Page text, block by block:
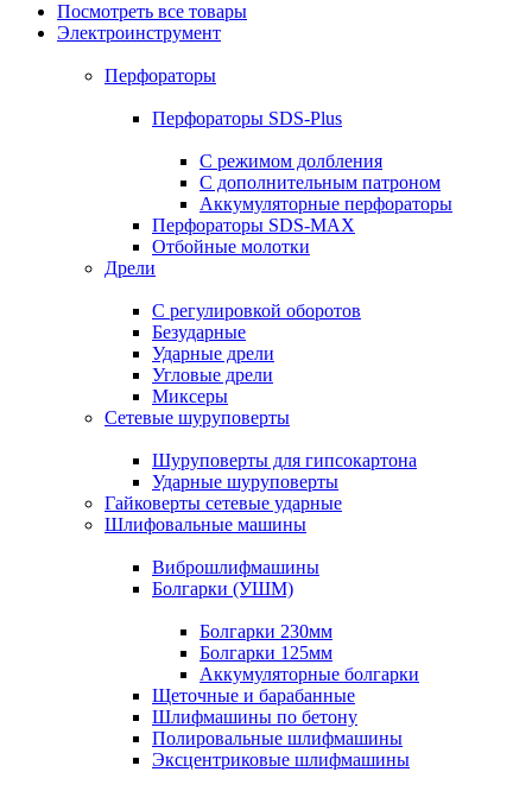
Посмотреть все товары
Электроинструмент
Перфораторы
Перфораторы SDS-Plus
С режимом долбления
С дополнительным патроном
Аккумуляторные перфораторы
Перфораторы SDS-MAX
Отбойные молотки
Дрели
С регулировкой оборотов
Безударные
Ударные дрели
Угловые дрели
Миксеры
Сетевые шуруповерты
Шуруповерты для гипсокартона
Ударные шуруповерты
Гайковерты сетевые ударные
Шлифовальные машины
Виброшлифмашины
Болгарки (УШМ)
Болгарки 230мм
Болгарки 125мм
Аккумуляторные болгарки
Щеточные и барабанные
Шлифмашины по бетону
Полировальные шлифмашины
Эксцентриковые шлифмашины